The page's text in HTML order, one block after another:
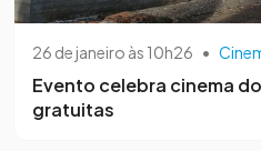
26 de janeiro às 10h26 •
Evento celebra cinema
gratuitas